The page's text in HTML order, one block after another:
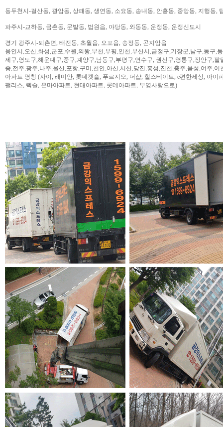
동두천시-걸산동, 광암동, 상패동, 생연동, 소요동, 송내동, 안흥동, 중앙동, 지행동,
파주시-교하동, 금촌동, 문발동, 법원읍, 야당동, 와동동, 운정동, 운정신도시
경기 광주시-퇴촌면, 태전동, 초월읍, 오포읍, 송정동, 곤지암읍
용인시,오산,화성,군포,수원,의왕,부천,부평,인천,부산시,금정구,기장군,남구,동구,
제구,영도구,해운대구,중구,계양구,남동구,부평구,연수구, 권선구,영통구,장안구,
종,전주,광주,나주,울산,포항,구미,천안,아산,서산,당진,홍성,진천,충주,음성,여주,이
아파트 명칭 (자이, 래미안, 롯데캣슬, 푸르지오, 더샵, 힐스테이트, e편한세상, 아이
팰리스, 렉슬, 은마아파트, 현대아파트, 롯데아파트, 부영사랑으로)